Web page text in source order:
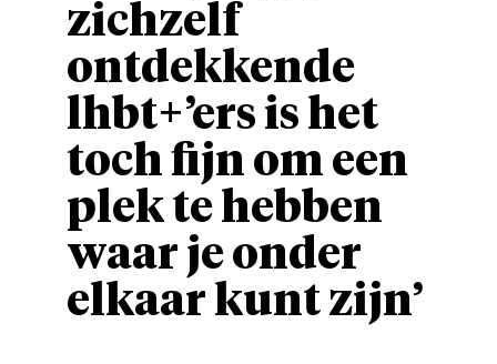
zichzelf
ontdekkende
lhbt+’ers is het
toch fijn om een
plek te hebben
waar je onder
elkaar kunt zijn’